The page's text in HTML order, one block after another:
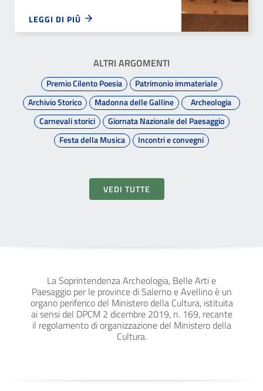
LEGGI DI PIÙ
ALTRI ARGOMENTI
Premio Cilento Poesia
Patrimonio immateriale
Archivio Storico
Madonna delle Galline
Archeologia
Carnevali storici
Giornata Nazionale del Paesaggio
Festa della Musica
Incontri e convegni
VEDI TUTTE
La Soprintendenza Archeologia, Belle Arti e
Paesaggio per le province di Salerno e Avellino è un
organo periferico del Ministero della Cultura, istituita
ai sensi del DPCM 2 dicembre 2019, n. 169, recante
il regolamento di organizzazione del Ministero della
Cultura.